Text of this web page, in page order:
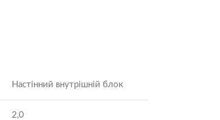
Настінний внутрішній блок
2,0